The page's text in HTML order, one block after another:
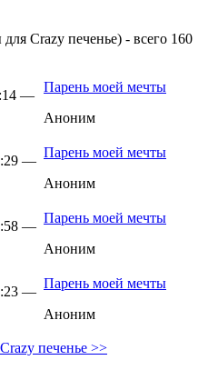
Crazy печенье) - всего 160
—
Парень моей мечты
Аноним
—
Парень моей мечты
Аноним
—
Парень моей мечты
Аноним
—
Парень моей мечты
Аноним
печенье >>